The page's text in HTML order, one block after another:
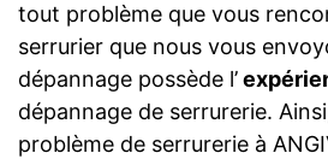
tout problème que vous
serrurier que nous vous
dépannage possède l’
dépannage de serrurerie.
problème de serrurerie à